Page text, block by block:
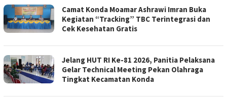
Camat Konda Moamar Ashrawi Imran Buka
Kegiatan “Tracking” TBC Terintegrasi dan
Cek Kesehatan Gratis
Jelang HUT RI Ke-81 2026, Panitia Pelaksana
Gelar Technical Meeting Pekan Olahraga
Tingkat Kecamatan Konda